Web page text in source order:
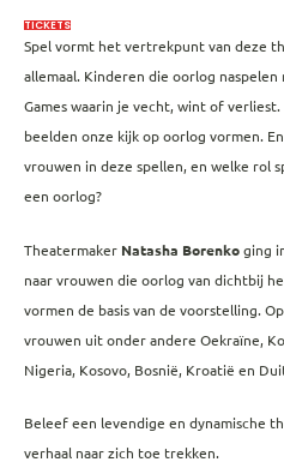
TICKETS
Spel vormt het vertrekpunt van deze
allemaal. Kinderen die oorlog
Games waarin je vecht, wint of
beelden onze kijk op oorlog vormen.
vrouwen in deze spellen, en welke rol
een oorlog?
Theatermaker Natasha Borenko ging
naar vrouwen die oorlog van dichtbij
vormen de basis van de voorstelling.
vrouwen uit onder andere Oekraïne,
Nigeria, Kosovo, Bosnië, Kroatië en
Beleef een levendige en dynamische
verhaal naar zich toe trekken.